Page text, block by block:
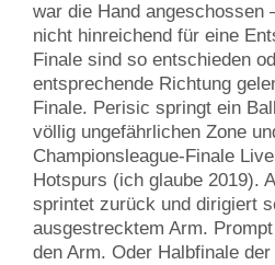
war die Hand angeschossen
nicht hinreichend für eine
Finale sind so entschieden
entsprechende Richtung
Finale. Perisic springt ein
völlig ungefährlichen Zone
Championsleague-Finale
Hotspurs (ich glaube 2019).
sprintet zurück und dirigiert
ausgestrecktem Arm.
den Arm. Oder Halbfinale